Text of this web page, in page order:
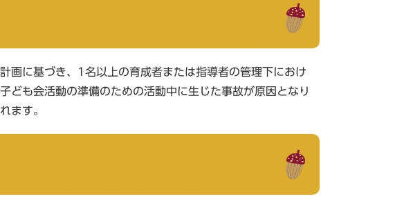
画に基づき、1名以上の育成者または指導者の管理下におけ
ども会活動の準備のための活動中に生じた事故が原因となり
ます。